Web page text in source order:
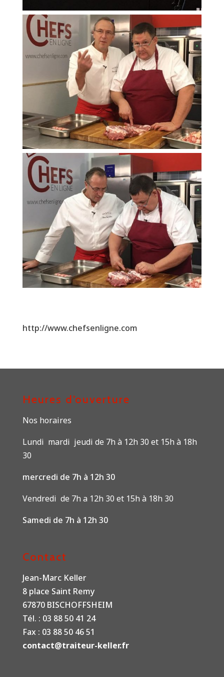
http://www.chefsenligne.com
Heures d’ouverture
Nos horaires
Lundi mardi jeudi de 7h à 12h 30 et 15h à 18h
30
mercredi de 7h à 12h 30
Vendredi de 7h a 12h 30 et 15h à 18h 30
Samedi de 7h à 12h 30
Contact
Jean-Marc Keller
8 place Saint Remy
67870 BISCHOFFSHEIM
Tél. : 03 88 50 41 24
Fax : 03 88 50 46 51
contact@traiteur-keller.fr